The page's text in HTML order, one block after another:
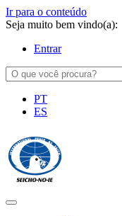
Ir para o conteúdo
Seja muito bem vindo(a):
Entrar
PT
ES